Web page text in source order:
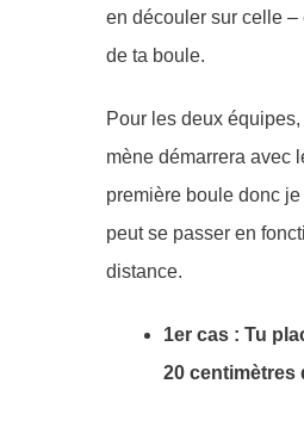
en découler sur celle
de ta boule.
Pour les deux
mène démarrera avec
première boule donc je
peut se passer en
distance.
1er cas : Tu
20 centimètres